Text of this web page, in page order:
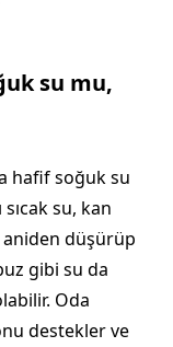
su mu,
hafif soğuk su
su, kan
aniden düşürüp
gibi su da
Oda
destekler ve